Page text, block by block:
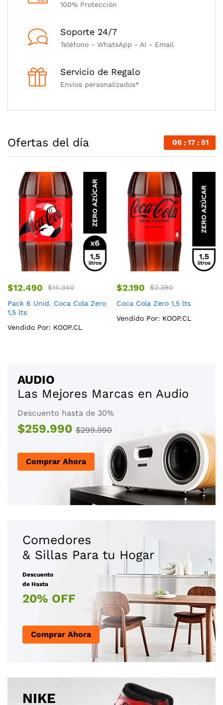
100% Protección
Soporte 24/7
Teléfono - WhatsApp - AI - Email
Servicio de Regalo
Envíos personalizados*
Ofertas del día 06 17 50
$12.490 $14.340
Pack 6 Unid. Coca Cola Zero
1,5 lts
Vendido Por: KOOP.CL
$2.190 $2.390
Coca Cola Zero 1,5 lts
Vendido Por: KOOP.CL
AUDIO
Las Mejores Marcas en Audio
Descuento hasta de 30%
$259.990 $299.990
Comprar Ahora
Comedores
Descuento
de Hasta
20% OFF
Comprar Ahora
NIKE